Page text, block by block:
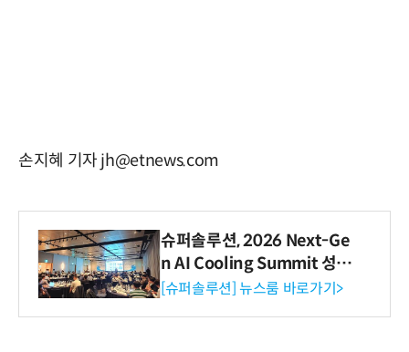
손지혜 기자 jh@etnews.com
슈퍼솔루션, 2026 Next-Ge
n AI Cooling Summit 성황
리 성료
[슈퍼솔루션] 뉴스룸 바로가기>